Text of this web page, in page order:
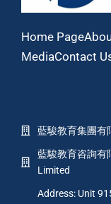
Home Page
MediaContact
藍駿教育集團有
藍駿教育咨詢有
Limited
Address: Unit